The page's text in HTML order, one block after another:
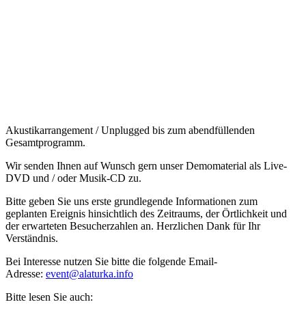
Akustikarrangement / Unplugged bis zum abendfüllenden
Gesamtprogramm.
Wir senden Ihnen auf Wunsch gern unser Demomaterial als Live-
DVD und / oder Musik-CD zu.
Bitte geben Sie uns erste grundlegende Informationen zum
geplanten Ereignis hinsichtlich des Zeitraums, der Örtlichkeit und
der erwarteten Besucherzahlen an. Herzlichen Dank für Ihr
Verständnis.
Bei Interesse nutzen Sie bitte die folgende Email-
Adresse: event@alaturka.info
Bitte lesen Sie auch: